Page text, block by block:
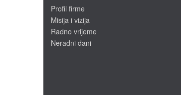
Profil firme
Misija i vizija
Radno vrijeme
Neradni dani